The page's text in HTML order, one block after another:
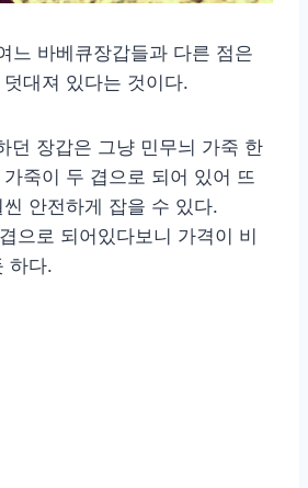
느 바베큐장갑들과 다른 점은
대져 있다는 것이다.
던 장갑은 그냥 민무늬 가죽 한
죽이 두 겹으로 되어 있어 뜨
안전하게 잡을 수 있다.
으로 되어있다보니 가격이 비
하다.